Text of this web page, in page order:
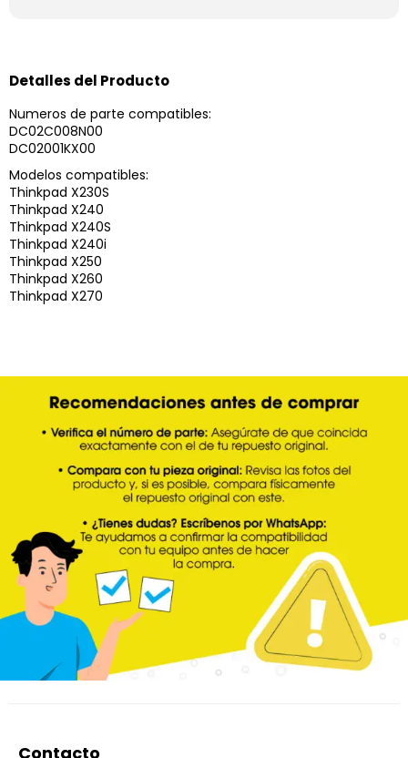
Detalles del Producto
Numeros de parte compatibles:
DC02C008N00
DC02001KX00
Modelos compatibles:
Thinkpad X230S
Thinkpad X240
Thinkpad X240S
Thinkpad X240i
Thinkpad X250
Thinkpad X260
Thinkpad X270
Contacto